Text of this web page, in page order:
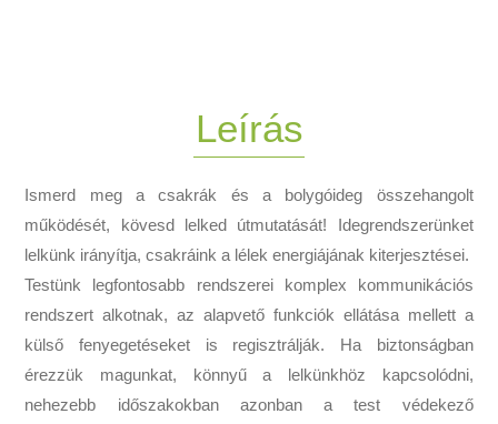
Leírás
Ismerd meg a csakrák és a bolygóideg összehangolt
működését, kövesd lelked útmutatását! Idegrendszerünket
lelkünk irányítja, csakráink a lélek energiájának kiterjesztései.
Testünk legfontosabb rendszerei komplex kommunikációs
rendszert alkotnak, az alapvető funkciók ellátása mellett a
külső fenyegetéseket is regisztrálják. Ha biztonságban
érezzük magunkat, könnyű a lelkünkhöz kapcsolódni,
nehezebb időszakokban azonban a test védekező